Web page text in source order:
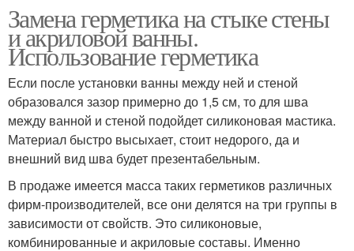
Замена герметика на стыке стены
и акриловой ванны.
Использование герметика
Если после установки ванны между ней и стеной
образовался зазор примерно до 1,5 см, то для шва
между ванной и стеной подойдет силиконовая мастика.
Материал быстро высыхает, стоит недорого, да и
внешний вид шва будет презентабельным.
В продаже имеется масса таких герметиков различных
фирм-производителей, все они делятся на три группы в
зависимости от свойств. Это силиконовые,
комбинированные и акриловые составы. Именно